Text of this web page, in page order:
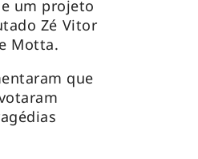
um projeto
Zé Vitor
Motta.
que